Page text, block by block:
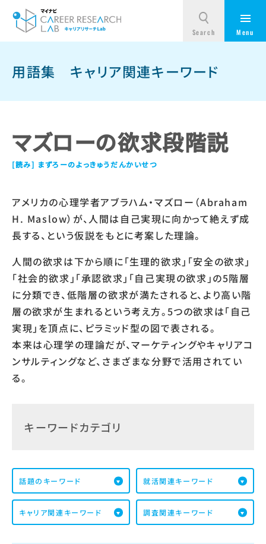
用語集 キャリア関連キーワード
マズローの欲求段階説
まずろーのよっきゅうだんかいせつ
アメリカの心理学者アブラハム・マズロー（Abraham
H. Maslow）が、人間は自己実現に向かって絶えず成
長する、という仮説をもとに考案した理論。
人間の欲求は下から順に「生理的欲求」「安全の欲求」
「社会的欲求」「承認欲求」「自己実現の欲求」の5階層
に分類でき、低階層の欲求が満たされると、より高い階
層の欲求が生まれるという考え方。5つの欲求は「自己
実現」を頂点に、ピラミッド型の図で表される。
本来は心理学の理論だが、マーケティングやキャリアコ
ンサルティングなど、さまざまな分野で活用されてい
る。
キーワードカテゴリ
話題のキーワード 就活関連キーワード
キャリア関連キーワード 調査関連キーワード